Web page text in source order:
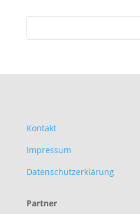
Kontakt
Impressum
Datenschutzerklärung
Partner